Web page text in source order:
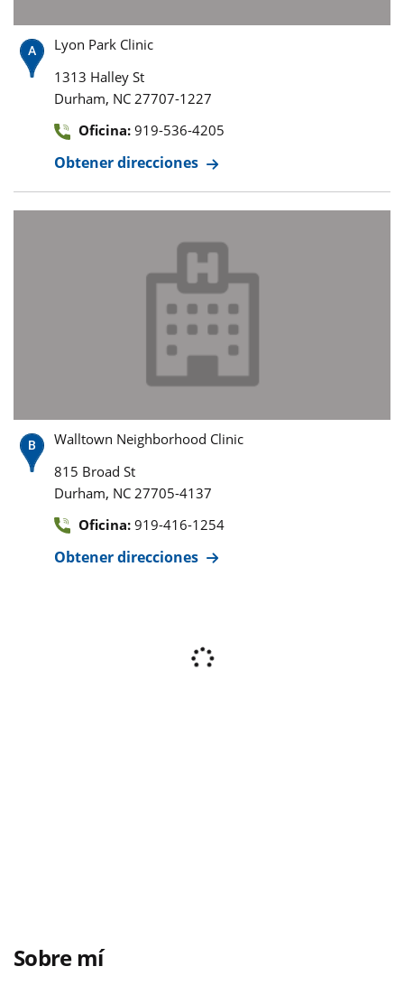
Lyon Park Clinic
1313 Halley St
Durham, NC 27707-1227
Oficina: 919-536-4205
Obtener direcciones
Walltown Neighborhood Clinic
815 Broad St
Durham, NC 27705-4137
Oficina: 919-416-1254
Obtener direcciones
Sobre mí